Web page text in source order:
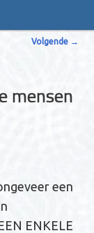
Volgende →
mensen
een
ENKELE